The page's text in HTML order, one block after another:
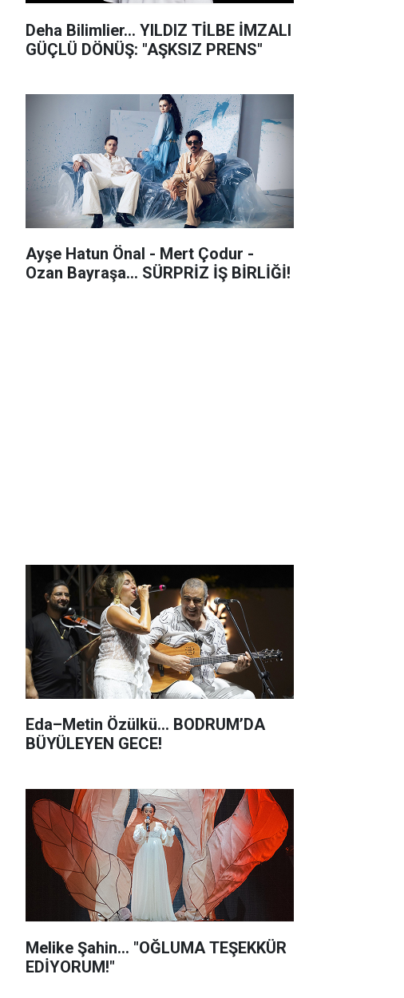
Deha Bilimlier... YILDIZ TİLBE İMZALI
GÜÇLÜ DÖNÜŞ: "AŞKSIZ PRENS"
Ayşe Hatun Önal - Mert Çodur -
Ozan Bayraşa... SÜRPRİZ İŞ BİRLİĞİ!
Eda–Metin Özülkü... BODRUM’DA
BÜYÜLEYEN GECE!
Melike Şahin... "OĞLUMA TEŞEKKÜR
EDİYORUM!"